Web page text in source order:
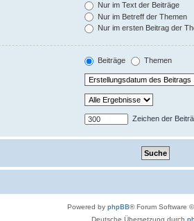
Nur im Text der Beiträge
Nur im Betreff der Themen
Nur im ersten Beitrag der
Beiträge Themen
Zeichen der
Powered by phpBB® Forum Software
Deutsche Übersetzung durch